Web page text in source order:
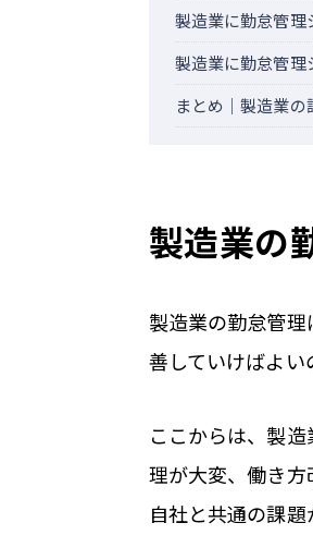
製造業に勤怠管理
製造業に勤怠管理
まとめ｜製造業の
製造業の
製造業の勤怠管
善していけばよい
ここからは、製
理が大変、働き方
自社と共通の課題